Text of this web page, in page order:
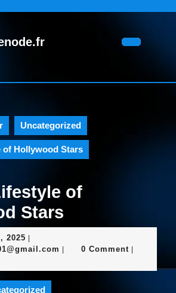
Uncategorized
of Hollywood Stars
of
Stars
2025 December
25,
0 Comment